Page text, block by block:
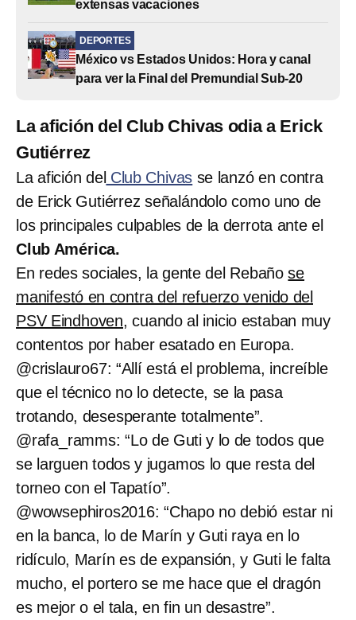
extensas vacaciones
DEPORTES
México vs Estados Unidos: Hora y canal
para ver la Final del Premundial Sub-20
La afición del Club Chivas odia a Erick
Gutiérrez
La afición del Club Chivas se lanzó en contra
de Erick Gutiérrez señalándolo como uno de
los principales culpables de la derrota ante el
Club América.
En redes sociales, la gente del Rebañose
manifestó en contra del refuerzo venido del
PSV Eindhoven, cuando al inicio estaban muy
contentos por haber esatado en Europa.
@crislauro67: “Allí está el problema, increíble
que el técnico no lo detecte, se la pasa
trotando, desesperante totalmente”.
@rafa_ramms: “Lo de Guti y lo de todos que
se larguen todos y jugamos lo que resta del
torneo con el Tapatío”.
@wowsephiros2016: “Chapo no debió estar ni
en la banca, lo de Marín y Guti raya en lo
ridículo, Marín es de expansión, y Guti le falta
mucho, el portero se me hace que el dragón
es mejor o el tala, en fin un desastre”.